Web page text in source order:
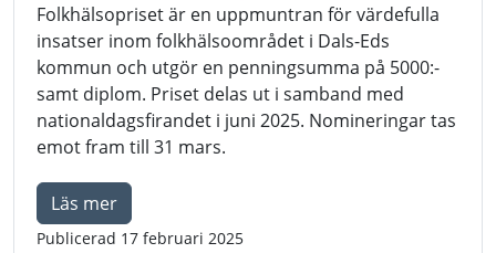
Folkhälsopriset är en uppmuntran för värdefulla
insatser inom folkhälsoområdet i Dals-Eds
kommun och utgör en penningsumma på 5000:-
samt diplom. Priset delas ut i samband med
nationaldagsfirandet i juni 2025. Nomineringar tas
emot fram till 31 mars.
Läs mer
Publicerad 17 februari 2025